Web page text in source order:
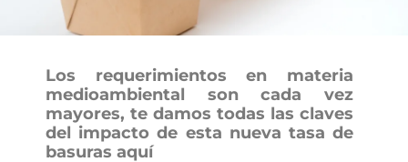
Los requerimientos en materia
medioambiental son cada vez
mayores, te damos todas las claves
del impacto de esta nueva tasa de
basuras aquí